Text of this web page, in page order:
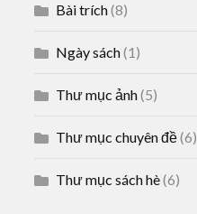
Bài trích(8)
Ngày sách(1)
Thư mục ảnh(5)
Thư mục chuyên đề(6)
Thư mục sách hè(6)